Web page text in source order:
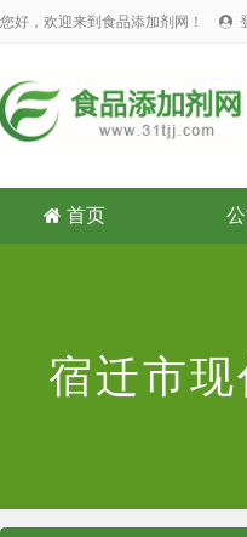
您好，欢迎来到食品添加剂网！ 
 首页
宿迁市